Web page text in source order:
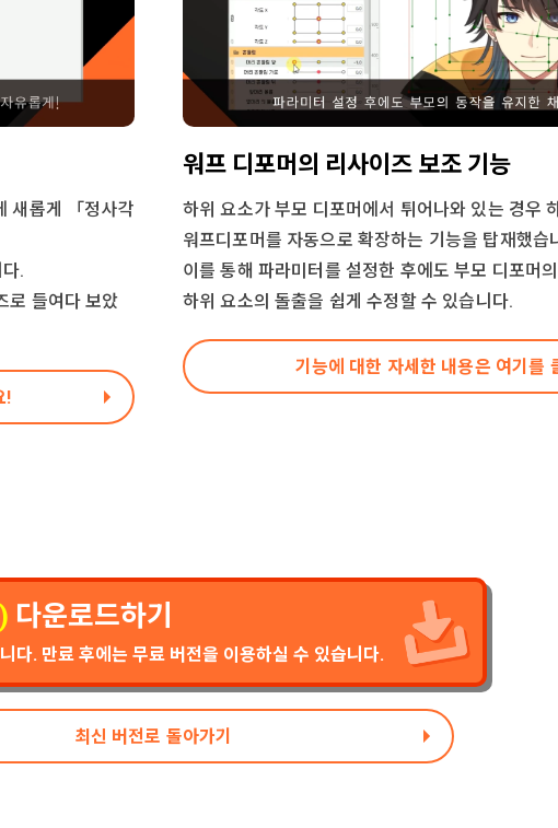
새롭게 「정사각
.
로 들여다 보았
!
워프 디포머의 리사이즈 보조 기능
하위 요소가 부모 디포머에서 튀어나와 있는 경우
워프디포머를 자동으로 확장하는 기능을 탑재했습
이를 통해 파라미터를 설정한 후에도 부모 디포머
하위 요소의 돌출을 쉽게 수정할 수 있습니다.
기능에 대한 자세한 내용은 여기를
다운로드하기
다. 만료 후에는 무료 버전을 이용하실 수 있습니다.
최신 버전로 돌아가기